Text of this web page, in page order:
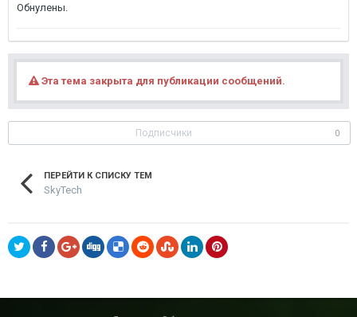
Обнулены.
Эта тема закрыта для публикации сообщений.
Подписчики 0
ПЕРЕЙТИ К СПИСКУ ТЕМ
SkyTech